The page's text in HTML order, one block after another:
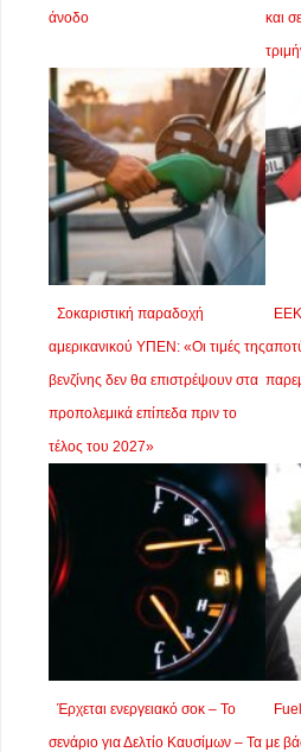
άνοδο
και
Σοκαριστική παραδοχή
αμερικανικού ΥΠΕΝ: «Οι τιμές της
βενζίνης δεν θα επιστρέψουν στα
προπολεμικά επίπεδα πριν το
τέλος του 2027»
Έρχεται ενεργειακό σοκ – Το
σενάριο για Δελτίο Καυσίμων – Τα με